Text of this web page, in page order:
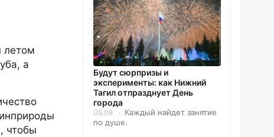
летом
а
чтобы
Будут сюрпризы и
эксперименты: как Нижний
Тагил отпразднует День
города
05.08
Каждый найдет занятие
по душе.